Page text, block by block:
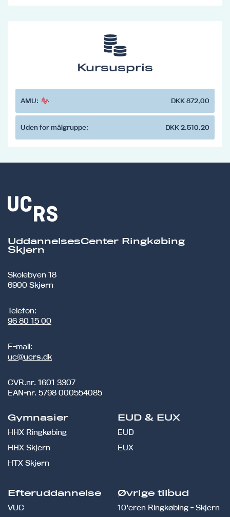
Kursuspris
AMU: DKK 872,00
Uden for målgruppe: DKK 2.510,20
UddannelsesCenter Ringkøbing
Skjern
Skolebyen 18
6900 Skjern
Telefon:
96 80 15 00
E-mail:
uc@ucrs.dk
CVR.nr. 1601 3307
EAN-nr. 5798 000554085
Gymnasier
HHX Ringkøbing
HHX Skjern
HTX Skjern
EUD & EUX
EUD
EUX
Efteruddannelse
VUC
Øvrige tilbud
10'eren Ringkøbing - Skjern